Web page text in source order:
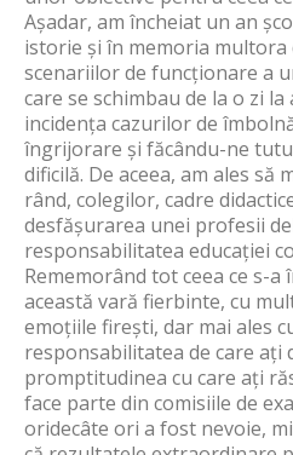
Așadar, am încheiat un an
istorie și în memoria
scenariilor de funcționare a
care se schimbau de la o zi
incidența cazurilor de
îngrijorare și făcându-ne
dificilă. De aceea, am ales să
rând, colegilor, cadre
desfășurarea unei profesii
responsabilitatea educației
Rememorând tot ceea ce s-a
această vară fierbinte, cu
emoțiile firești, dar mai ales
responsabilitatea de care ați
promptitudinea cu care ați
face parte din comisiile de
oridecâte ori a fost nevoie,